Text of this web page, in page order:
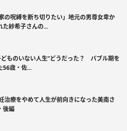
の呪縛を断ち切りたい」地元の男尊女卑か
た紗希子さんの...
どものいない人生”どうだった？ バブル期を
56歳・佐...
治療をやめて人生が前向きになった美南さ
後編